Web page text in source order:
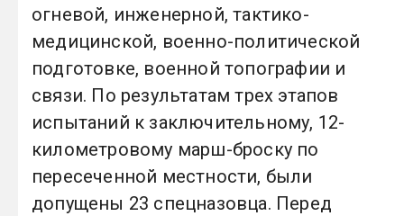
огневой, инженерной, тактико-
медицинской, военно-политической
подготовке, военной топографии и
связи. По результатам трех этапов
испытаний к заключительному, 12-
километровому марш-броску по
пересеченной местности, были
допущены 23 спецназовца. Перед